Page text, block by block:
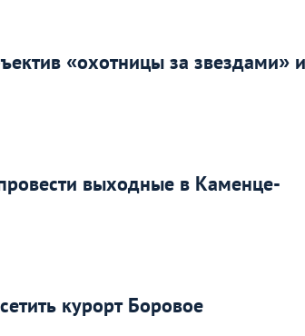
«охотницы за звездами»
выходные в Каменце-
курорт Боровое